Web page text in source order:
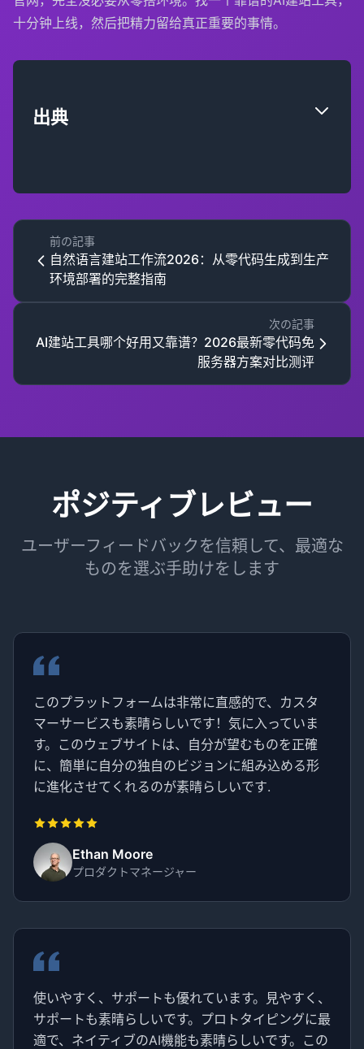
十分钟上线，然后把精力留给真正重要的事情。
出典
前の記事
自然语言建站工作流2026：从零代码生成到生产
环境部署的完整指南
次の記事
AI建站工具哪个好用又靠谱？2026最新零代码免
服务器方案对比测评
ポジティブレビュー
ユーザーフィードバックを信頼して、最適な
ものを選ぶ手助けをします
このプラットフォームは非常に直感的で、カスタ
マーサービスも素晴らしいです！気に入っていま
す。このウェブサイトは、自分が望むものを正確
に、簡単に自分の独自のビジョンに組み込める形
に進化させてくれるのが素晴らしいです.
Ethan Moore
プロダクトマネージャー
使いやすく、サポートも優れています。見やすく、
サポートも素晴らしいです。プロトタイピングに最
適で、ネイティブのAI機能も素晴らしいです。この